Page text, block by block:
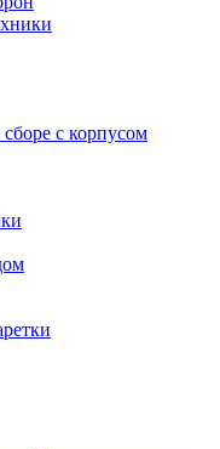
с корпусом